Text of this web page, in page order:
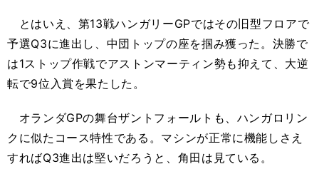
とはいえ、第13戦ハンガリーGPではその旧型フロアで
予選Q3に進出し、中団トップの座を掴み獲った。決勝で
は1ストップ作戦でアストンマーティン勢も抑えて、大逆
転で9位入賞を果たした。
オランダGPの舞台ザントフォールトも、ハンガロリン
クに似たコース特性である。マシンが正常に機能しさえ
すればQ3進出は堅いだろうと、角田は見ている。